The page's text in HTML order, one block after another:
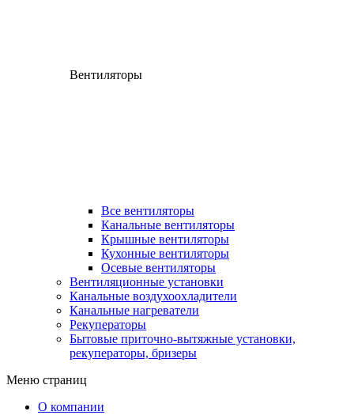
Вентиляторы
Все вентиляторы
Канальные вентиляторы
Крышные вентиляторы
Кухонные вентиляторы
Осевые вентиляторы
Вентиляционные установки
Канальные воздухоохладители
Канальные нагреватели
Рекуператоры
Бытовые приточно-вытяжные установки,
рекуператоры, бризеры
Меню страниц
О компании